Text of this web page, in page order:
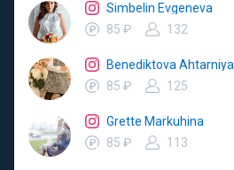
Simbelin Evgeneva
85 ₽
132
Benediktova Ahtarniya
85 ₽
125
Grette Markuhina
85 ₽
113